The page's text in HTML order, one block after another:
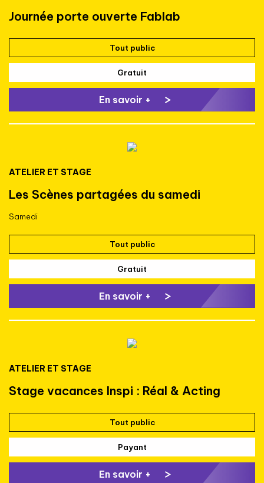
Journée porte ouverte Fablab
Tout public
Gratuit
En savoir +
ATELIER ET STAGE
Les Scènes partagées du samedi
Samedi
Tout public
Gratuit
En savoir +
ATELIER ET STAGE
Stage vacances Inspi : Réal & Acting
Tout public
Payant
En savoir +